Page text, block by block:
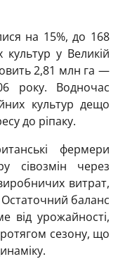
на 15%, до 168
у Великій
2,81 млн га —
року. Водночас
культур дещо
до ріпаку.
фермери
сівозмін через
витрат,
баланс
від урожайності,
сезону, що